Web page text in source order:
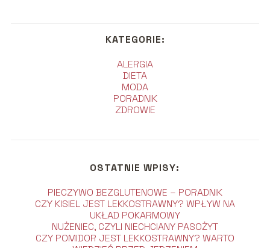
KATEGORIE:
ALERGIA
DIETA
MODA
PORADNIK
ZDROWIE
OSTATNIE WPISY:
PIECZYWO BEZGLUTENOWE – PORADNIK
CZY KISIEL JEST LEKKOSTRAWNY? WPŁYW NA
UKŁAD POKARMOWY
NUŻENIEC, CZYLI NIECHCIANY PASOŻYT
CZY POMIDOR JEST LEKKOSTRAWNY? WARTO